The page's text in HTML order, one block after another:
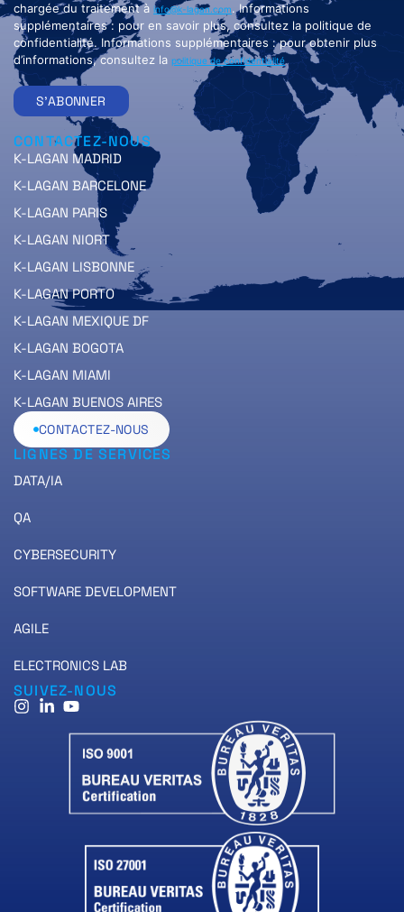
chargée du traitement à info@k-lagan.com. Informations
supplémentaires : pour en savoir plus, consultez la politique de
confidentialité. Informations supplémentaires : pour obtenir plus
d’informations, consultez la politique de confidentialité
S'ABONNER
CONTACTEZ-NOUS
K-LAGAN MADRID
K-LAGAN BARCELONE
K-LAGAN PARIS
K-LAGAN NIORT
K-LAGAN LISBONNE
K-LAGAN PORTO
K-LAGAN MEXIQUE DF
K-LAGAN BOGOTA
K-LAGAN MIAMI
K-LAGAN BUENOS AIRES
CONTACTEZ-NOUS
LIGNES DE SERVICES
DATA/IA
QA
CYBERSECURITY
SOFTWARE DEVELOPMENT
AGILE
ELECTRONICS LAB
SUIVEZ-NOUS